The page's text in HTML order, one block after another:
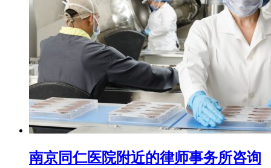
南京同仁医院附近的律师事务所咨询